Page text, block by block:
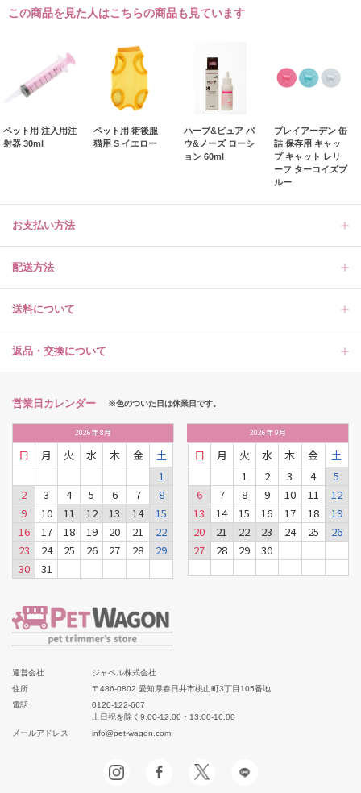
この商品を見た人はこちらの商品も見ています
ペット用 注入用注
射器 30ml
ペット用 術後服
猫用 S イエロー
ハーブ&ピュア パ
ウ&ノーズ ローシ
ョン 60ml
プレイアーデン 缶
詰 保存用 キャッ
プ キャット レリ
ーフ ターコイズブ
ルー
お支払い方法
配送方法
送料について
返品・交換について
営業日カレンダー ※色のついた日は休業日です。
2026年8月
日 月 火 水 木 金
土
1
2
3 4 5 6 7
8
9
10 11 12 13 14
15
16
17 18 19 20 21
22
23
24 25 26 27 28
29
30
31
2026年9月
日 月 火 水 木 金
土
1
2 3 4
5
6
7 8 9 10 11
12
13
14 15 16 17 18
19
20
21 22 23 24 25
26
27
28 29 30
運営会社
ジャペル株式会社
住所
〒486-0802 愛知県春日井市桃山町3丁目105番地
電話
0120-122-667
土日祝を除く9:00-12:00・13:00-16:00
メールアドレス
info@pet-wagon.com